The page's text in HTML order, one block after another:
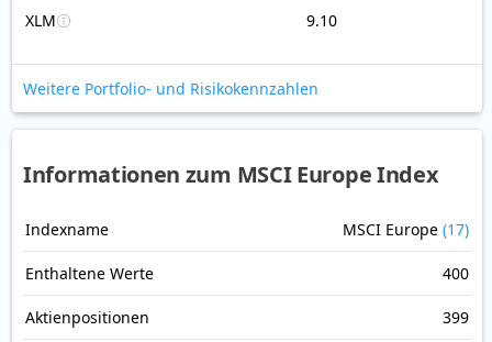
XLM 9.10
Weitere Portfolio- und Risikokennzahlen
Informationen zum MSCI Europe Index
Indexname MSCI Europe (17)
Enthaltene Werte 400
Aktienpositionen 399